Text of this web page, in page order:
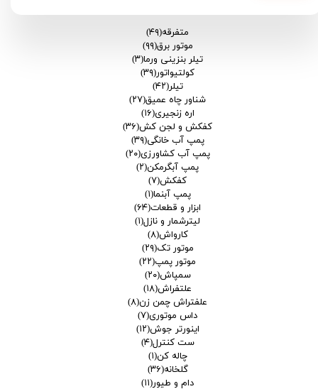
متفرقه(۴۹)
موتور برق(۹۹)
تیلر بنزینی ورما(۳)
کولتیواتور(۳۹)
تیلر(۴۲)
شناور چاه عمیق(۲۷)
اره زنجیری(۱۶)
کفکش و لجن کش(۳۶)
پمپ آب خانگی(۳۹)
پمپ آب کشاورزی(۲۰)
پمپ آبگرمکن(۲)
کفکش(۷)
پمپ آبنما(۱)
ابزار و قطعات(۶۴)
لیترشمار و نازل(۱)
کارواش(۸)
موتور تک(۲۹)
موتور پمپ(۲۲)
سمپاش(۲۰)
علتفراش(۱۸)
علفتراش چمن زن(۸)
داس موتوری(۷)
اینورتر جوش(۱۲)
ست کنترل(۴)
چاله کن(۱)
گلخانه(۳۶)
دام و طیور(۱۱)